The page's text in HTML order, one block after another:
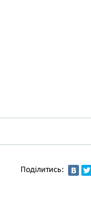
Поділитись: